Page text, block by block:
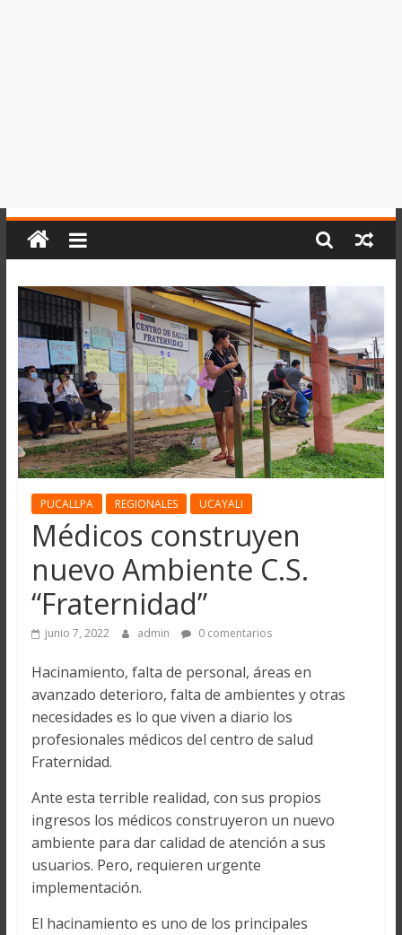
PUCALLPA REGIONALES UCAYALI
Médicos construyen
nuevo Ambiente C.S.
“Fraternidad”
junio 7, 2022 admin 0 comentarios
Hacinamiento, falta de personal, áreas en
avanzado deterioro, falta de ambientes y otras
necesidades es lo que viven a diario los
profesionales médicos del centro de salud
Fraternidad.
Ante esta terrible realidad, con sus propios
ingresos los médicos construyeron un nuevo
ambiente para dar calidad de atención a sus
usuarios. Pero, requieren urgente
implementación.
El hacinamiento es uno de los principales